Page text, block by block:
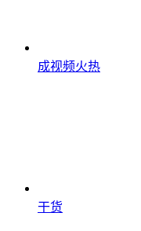
成视频火热
干货